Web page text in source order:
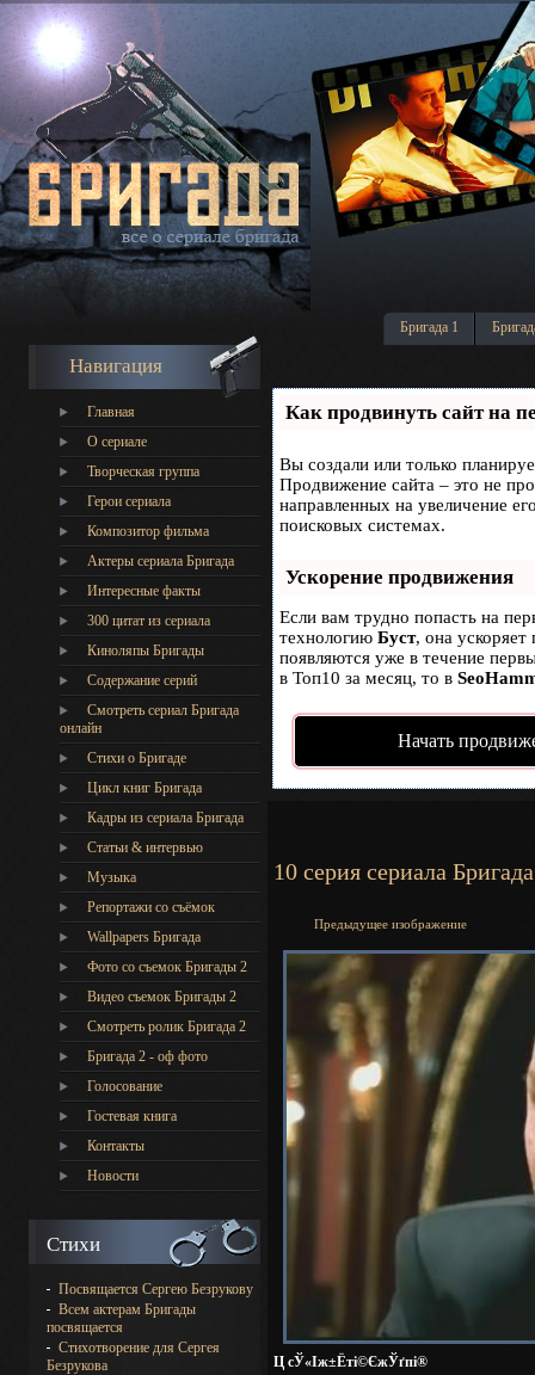
Бригада 1
Навигация
Главная
О сериале
Творческая группа
Герои сериала
Композитор фильма
Актеры сериала Бригада
Интересные факты
300 цитат из сериала
Киноляпы Бригады
Содержание серий
Смотреть сериал Бригада
онлайн
Стихи о Бригаде
Цикл книг Бригада
Кадры из сериала Бригада
Статьи & интервью
Музыка
Репортажи со съёмок
Wallpapers Бригада
Фото со съемок Бригады 2
Видео съемок Бригады 2
Cмотреть ролик Бригада 2
Бригада 2 - оф фото
Голосование
Гостевая книга
Контакты
Новости
Стихи
Посвящается Сергею Безрукову
Всем актерам Бригады
посвящается
Стихотворение для Сергея
Безрукова
Как продвинуть сайт на
Вы создали или только
Продвижение сайта – это не
направленных на увеличение
поисковых системах.
Ускорение продвижения
Если вам трудно попасть на
технологию Буст, она ускоряет
появляются уже в течение
в Топ10 за месяц, то в
Начать
10 серия сериала
Предыдущее изображение
Ц сЎ«Іж±Ёті©ЄжЎґпі®